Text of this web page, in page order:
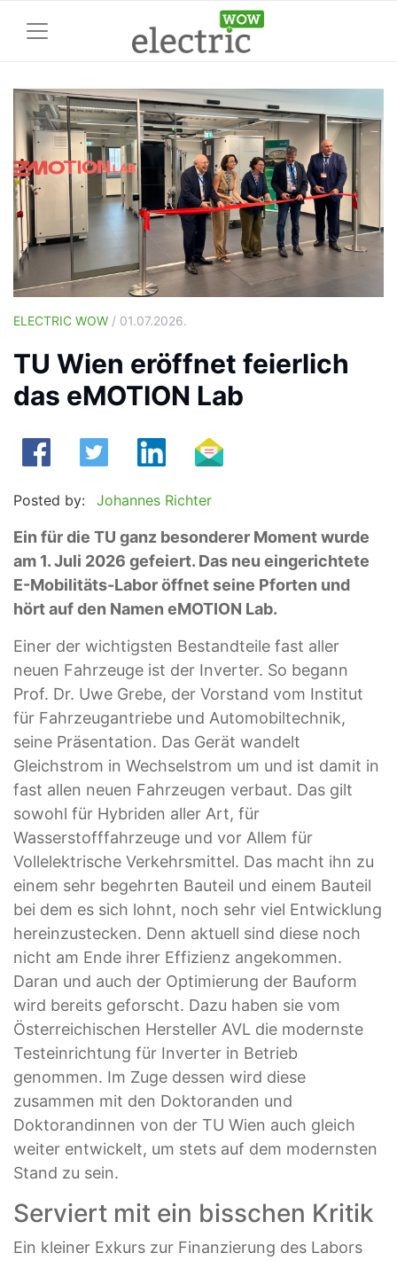
ELECTRIC WOW / 01.07.2026.
TU Wien eröffnet feierlich
das eMOTION Lab
Posted by: Johannes Richter
Ein für die TU ganz besonderer Moment wurde
am 1. Juli 2026 gefeiert. Das neu eingerichtete
E-Mobilitäts-Labor öffnet seine Pforten und
hört auf den Namen eMOTION Lab.
Einer der wichtigsten Bestandteile fast aller
neuen Fahrzeuge ist der Inverter. So begann
Prof. Dr. Uwe Grebe, der Vorstand vom Institut
für Fahrzeugantriebe und Automobiltechnik,
seine Präsentation. Das Gerät wandelt
Gleichstrom in Wechselstrom um und ist damit in
fast allen neuen Fahrzeugen verbaut. Das gilt
sowohl für Hybriden aller Art, für
Wasserstofffahrzeuge und vor Allem für
Vollelektrische Verkehrsmittel. Das macht ihn zu
einem sehr begehrten Bauteil und einem Bauteil
bei dem es sich lohnt, noch sehr viel Entwicklung
hereinzustecken. Denn aktuell sind diese noch
nicht am Ende ihrer Effizienz angekommen.
Daran und auch der Optimierung der Bauform
wird bereits geforscht. Dazu haben sie vom
Österreichischen Hersteller AVL die modernste
Testeinrichtung für Inverter in Betrieb
genommen. Im Zuge dessen wird diese
zusammen mit den Doktoranden und
Doktorandinnen von der TU Wien auch gleich
weiter entwickelt, um stets auf dem modernsten
Stand zu sein.
Serviert mit ein bisschen Kritik
Ein kleiner Exkurs zur Finanzierung des Labors